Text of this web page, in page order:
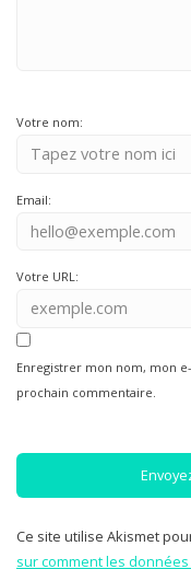
Votre nom:
Email:
Votre URL:
Enregistrer mon nom, mon
prochain commentaire.
Ce site utilise Akismet
sur comment les